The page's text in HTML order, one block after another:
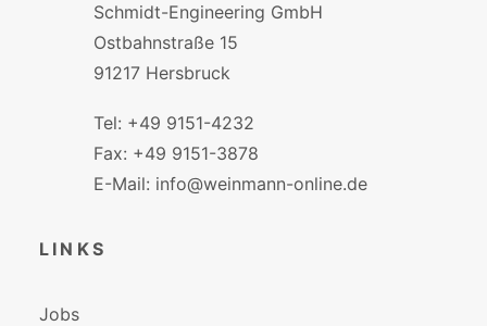
Schmidt-Engineering GmbH
Ostbahnstraße 15
91217 Hersbruck
Tel: +49 9151-4232
Fax: +49 9151-3878
E-Mail: info@weinmann-online.de
LINKS
Jobs